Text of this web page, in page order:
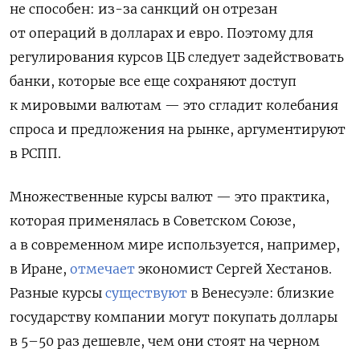
не способен: из-за санкций он отрезан
от операций в долларах и евро. Поэтому для
регулирования курсов ЦБ следует задействовать
банки, которые все еще сохраняют доступ
к мировыми валютам — это сгладит колебания
спроса и предложения на рынке, аргументируют
в РСПП.
Множественные курсы валют — это практика,
которая применялась в Советском Союзе,
а в современном мире используется, например,
в Иране, отмечает экономист Сергей Хестанов.
Разные курсы существуют в Венесуэле: близкие
государству компании могут покупать доллары
в 5–50 раз дешевле, чем они стоят на черном